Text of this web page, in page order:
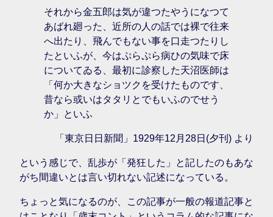
それから金五郎は気が違つたやうになつて
あばれ廻った、近所の人の話では裸で往来
へ出たり、飛んでもない事を口走つたりし
たといふが、今はぷらぷら病ひの気味で床
についてゐる、最初に診察した天沼医師は
「何か大きなショツクを受けたものです、
昔なら或いはタタリとでもいふのでせう
か」といふ
「東京日日新聞」1929年12月28日(夕刊) より
という感じで、乱歩が「発狂した」と記したのもあな
がち間違いとは言い切れない記述になっている。
ちょっと気になるのが、この記事が一般の報道記事と